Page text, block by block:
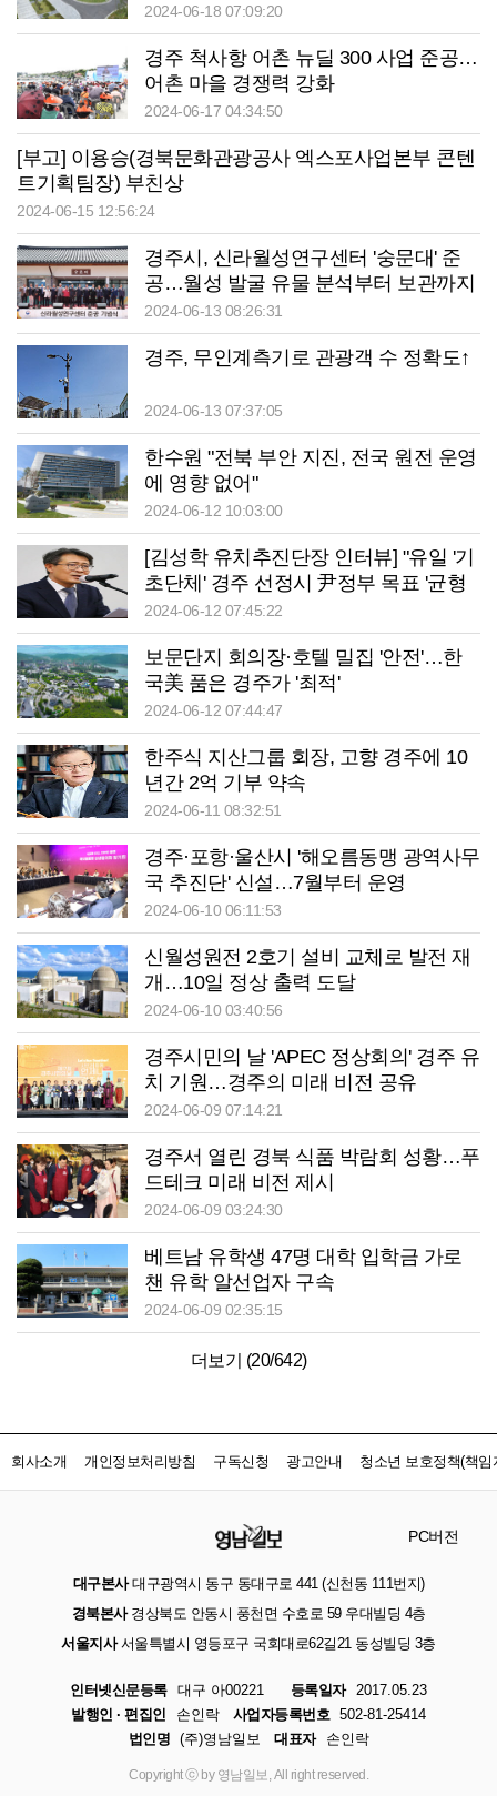
2024-06-18 07:09:20
경주 척사항 어촌 뉴딜 300 사업 준공…
어촌 마을 경쟁력 강화
2024-06-17 04:34:50
[부고] 이용승(경북문화관광공사 엑스포사업본부 콘텐
트기획팀장) 부친상
2024-06-15 12:56:24
경주시, 신라월성연구센터 '숭문대' 준
공…월성 발굴 유물 분석부터 보관까지
2024-06-13 08:26:31
경주, 무인계측기로 관광객 수 정확도↑
2024-06-13 07:37:05
한수원 "전북 부안 지진, 전국 원전 운영
에 영향 없어"
2024-06-12 10:03:00
[김성학 유치추진단장 인터뷰] "유일 '기
초단체' 경주 선정시 尹정부 목표 '균형
발전' 부합"
2024-06-12 07:45:22
보문단지 회의장·호텔 밀집 '안전'…한
국美 품은 경주가 '최적'
2024-06-12 07:44:47
한주식 지산그룹 회장, 고향 경주에 10
년간 2억 기부 약속
2024-06-11 08:32:51
경주·포항·울산시 '해오름동맹 광역사무
국 추진단' 신설…7월부터 운영
2024-06-10 06:11:53
신월성원전 2호기 설비 교체로 발전 재
개…10일 정상 출력 도달
2024-06-10 03:40:56
경주시민의 날 'APEC 정상회의' 경주 유
치 기원…경주의 미래 비전 공유
2024-06-09 07:14:21
경주서 열린 경북 식품 박람회 성황…푸
드테크 미래 비전 제시
2024-06-09 03:24:30
베트남 유학생 47명 대학 입학금 가로
챈 유학 알선업자 구속
2024-06-09 02:35:15
더보기 (20/642)
회사소개 개인정보처리방침 구독신청 광고안내 청소년 보호정책(책임
PC버전
대구본사대구광역시 동구 동대구로 441 (신천동 111번지)
경북본사경상북도 안동시 풍천면 수호로 59 우대빌딩 4층
서울지사서울특별시 영등포구 국회대로62길21 동성빌딩 3층
인터넷신문등록 대구 아00221 등록일자
2017.05.23
발행인 · 편집인
손인락 사업자등록번호 502-81-25414
법인명 (주)영남일보 대표자 손인락
Copyright ⓒ by 영남일보, All right reserved.